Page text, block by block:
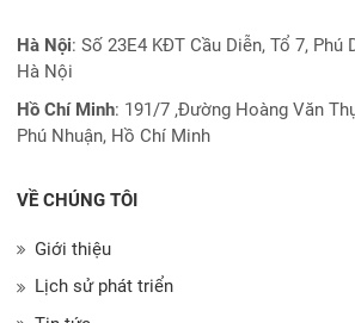
Hà Nội: Số 23E4 KĐT Cầu Diễn, Tổ 7, Phú
Hà Nội
Hồ Chí Minh: 191/7 ,Đường Hoàng Văn
Phú Nhuận, Hồ Chí Minh
VỀ CHÚNG TÔI
Giới thiệu
Lịch sử phát triển